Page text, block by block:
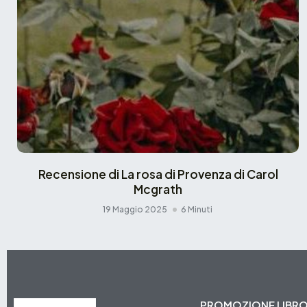
Recensione di La rosa di Provenza di Carol
Mcgrath
19 Maggio 2025 6 Minuti
PROMOZIONE LIBRO